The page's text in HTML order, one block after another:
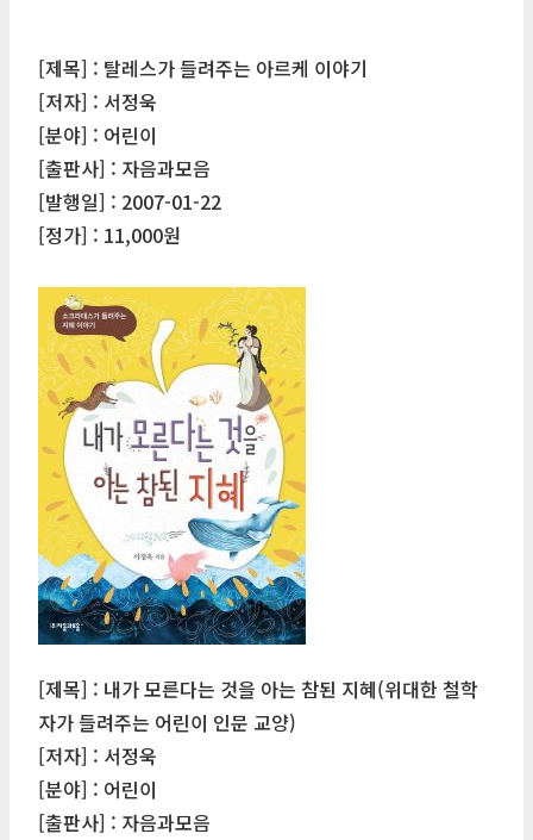
[제목] : 탈레스가 들려주는 아르케 이야기
[저자] : 서정욱
[분야] : 어린이
[출판사] : 자음과모음
[발행일] : 2007-01-22
[정가] : 11,000원
[제목] : 내가 모른다는 것을 아는 참된 지혜(위대한 철학
자가 들려주는 어린이 인문 교양)
[저자] : 서정욱
[분야] : 어린이
[출판사] : 자음과모음